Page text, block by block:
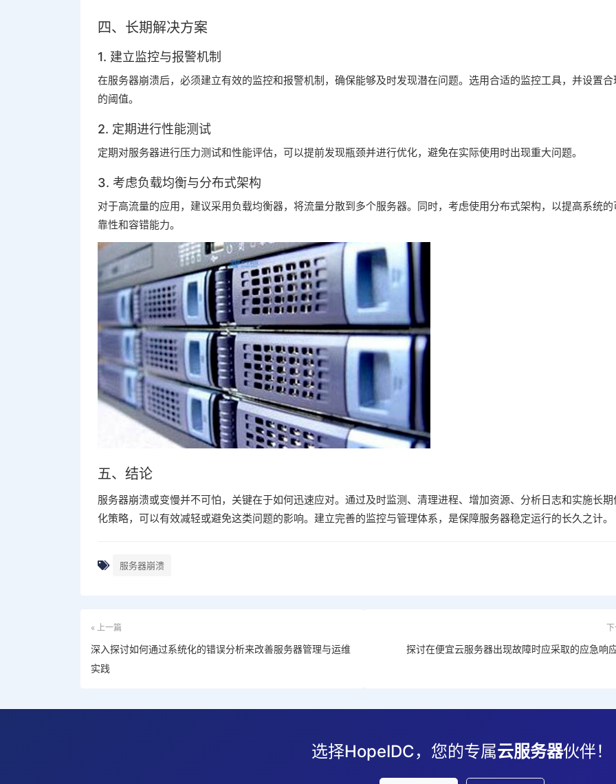
四、长期解决方案
1. 建立监控与报警机制
在服务器崩溃后，必须建立有效的监控和报警机制，确保能够及时发现潜在问题。选用合适的监控工具，并设置合
的阈值。
2. 定期进行性能测试
定期对服务器进行压力测试和性能评估，可以提前发现瓶颈并进行优化，避免在实际使用时出现重大问题。
3. 考虑负载均衡与分布式架构
对于高流量的应用，建议采用负载均衡器，将流量分散到多个服务器。同时，考虑使用分布式架构，以提高系统的
靠性和容错能力。
五、结论
服务器崩溃或变慢并不可怕，关键在于如何迅速应对。通过及时监测、清理进程、增加资源、分析日志和实施长期
化策略，可以有效减轻或避免这类问题的影响。建立完善的监控与管理体系，是保障服务器稳定运行的长久之计。
服务器崩溃
« 上一篇
深入探讨如何通过系统化的错误分析来改善服务器管理与运维
实践
探讨在便宜云服务器出现故障时应采取的应急响
选择HopeIDC，您的专属云服务器伙伴！